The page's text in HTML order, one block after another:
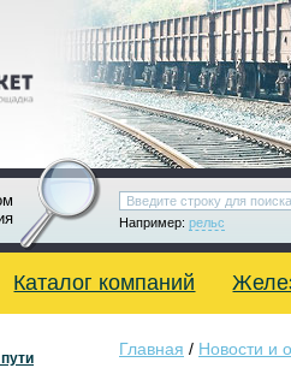
Например: рельс
Каталог компаний
Главная / Новости и